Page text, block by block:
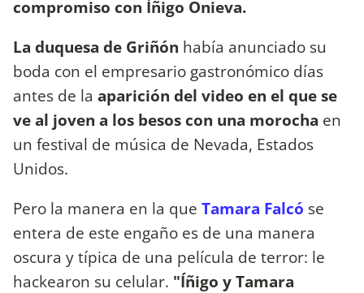
compromiso con Íñigo Onieva.
La duquesa de Griñón había anunciado su
boda con el empresario gastronómico días
antes de la aparición del video en el que se
ve al joven a los besos con una morocha en
un festival de música de Nevada, Estados
Unidos.
Pero la manera en la que Tamara Falcó se
entera de este engaño es de una manera
oscura y típica de una película de terror: le
hackearon su celular. "Íñigo y Tamara